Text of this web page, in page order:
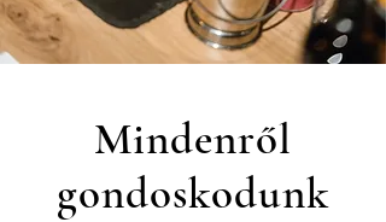
Mindenről
gondoskodunk